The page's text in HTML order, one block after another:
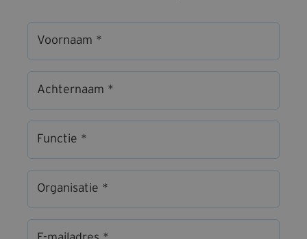
Voornaam *
Achternaam *
Functie *
Organisatie *